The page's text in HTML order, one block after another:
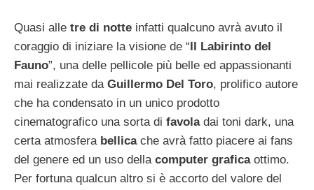
Quasi alle tre di notte infatti qualcuno avrà avuto il
coraggio di iniziare la visione de “ Il Labirinto del
Fauno”, una delle pellicole più belle ed appassionanti
mai realizzate da Guillermo Del Toro, prolifico autore
che ha condensato in un unico prodotto
cinematografico una sorta di favola dai toni dark, una
certa atmosfera bellica che avrà fatto piacere ai fans
del genere ed un uso della computer graficaottimo.
Per fortuna qualcun altro si è accorto del valore del